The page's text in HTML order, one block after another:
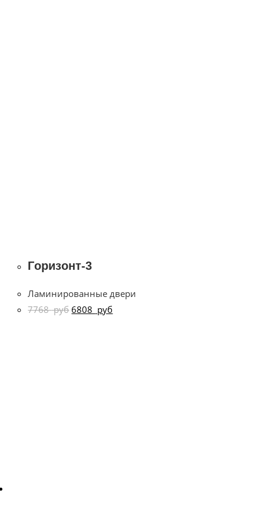
Горизонт-3
Ламинированные двери
7768руб 6808 руб